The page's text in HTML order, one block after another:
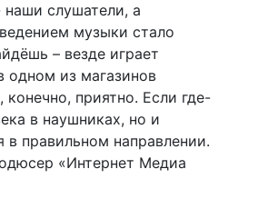
слушатели, а
музыки стало
– везде играет
одном из магазинов
приятно. Если где-
в наушниках, но и
правильном направлении.
«Интернет Медиа